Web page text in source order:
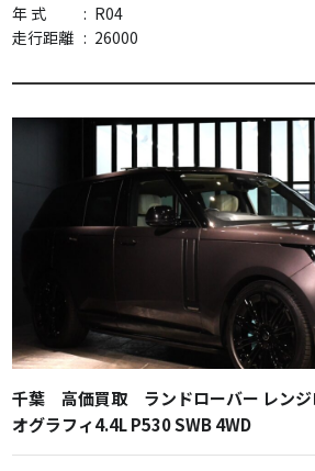
年 式
: R04
走行距離 : 26000
千葉 高価買取 ランドローバー レンジ
オグラフィ4.4L P530 SWB 4WD